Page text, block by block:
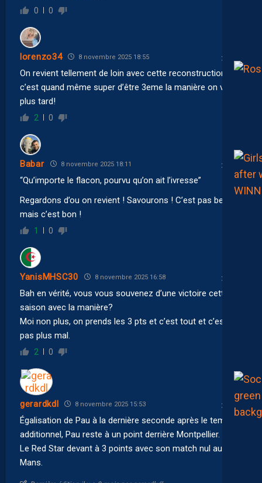
0 0
lorenzo34 8 novembre 2025 18:55
On revient tellement de loin avec cette reconstruction
c’est quand même super d’être 3eme la manière on verra
plus tard!
2 0
Babar 8 novembre 2025 18:11
“Qu’importe le flacon, pourvu qu’on ait l’ivresse”
Regardons d’ou on revient ! Savourons ! C’est pas beau
mais c’est bon !
1 0
YanisMHSC30 8 novembre 2025 16:58
Bah en vérité, vous vous souvenez d’une victoire cette
saison avec la manière?
Moi non plus, on prends les 3 pts et c’est tout et c’est
pas plus mal.
2 0
gerardkdl 8 novembre 2025 15:53
Égalisation de Pau à la dernière seconde après le temps
additionnel, Pau reste à un point derrière Montpellier.
Le Red Star devant à 3 points avec son match nul au
Mans.